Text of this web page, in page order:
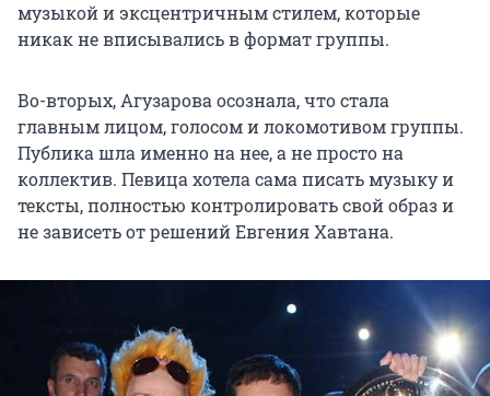
музыкой и эксцентричным стилем, которые
никак не вписывались в формат группы.
Во-вторых, Агузарова осознала, что стала
главным лицом, голосом и локомотивом группы.
Публика шла именно на нее, а не просто на
коллектив. Певица хотела сама писать музыку и
тексты, полностью контролировать свой образ и
не зависеть от решений Евгения Хавтана.